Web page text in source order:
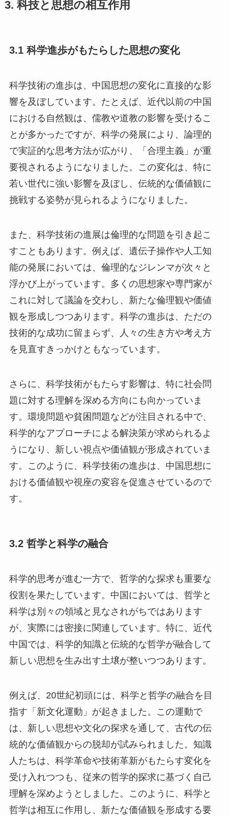
3. 科技と思想の相互作用
3.1 科学進歩がもたらした思想の変化
科学技術の進歩は、中国思想の変化に直接的な影
響を及ぼしています。たとえば、近代以前の中国
における自然観は、儒教や道教の影響を受けるこ
とが多かったですが、科学の発展により、論理的
で実証的な思考方法が広がり、「合理主義」が重
要視されるようになりました。この変化は、特に
若い世代に強い影響を及ぼし、伝統的な価値観に
挑戦する姿勢が見られるようになりました。
また、科学技術の進展は倫理的な問題を引き起こ
すこともあります。例えば、遺伝子操作や人工知
能の発展においては、倫理的なジレンマが次々と
浮かび上がっています。多くの思想家や専門家が
これに対して議論を交わし、新たな倫理観や価値
観を形成しつつあります。科学の進歩は、ただの
技術的な成功に留まらず、人々の生き方や考え方
を見直すきっかけともなっています。
さらに、科学技術がもたらす影響は、特に社会問
題に対する理解を深める方向にも向かっていま
す。環境問題や貧困問題などが注目される中で、
科学的なアプローチによる解決策が求められるよ
うになり、新しい視点や価値観が形成されていま
す。このように、科学技術の進歩は、中国思想に
おける価値観や視座の変容を促進させているので
す。
3.2 哲学と科学の融合
科学的思考が進む一方で、哲学的な探求も重要な
役割を果たしています。中国においては、哲学と
科学は別々の領域と見なされがちではあります
が、実際には密接に関連しています。特に、近代
中国では、科学的知識と伝統的な哲学が融合して
新しい思想を生み出す土壌が整いつつあります。
例えば、20世紀初頭には、科学と哲学の融合を目
指す「新文化運動」が起きました。この運動で
は、新しい思想や文化の探求を通して、古代の伝
統的な価値観からの脱却が試みられました。知識
人たちは、科学革命や技術革新がもたらす変化を
受け入れつつも、従来の哲学的探求に基づく自己
理解を深めようとしました。このように、科学と
哲学は相互に作用し、新たな価値観を形成する要